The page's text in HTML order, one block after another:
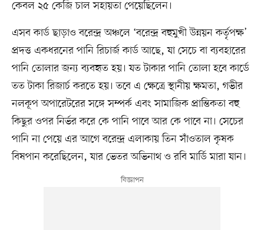
কেবল ২৫ কেজি চাল সহায়তা পেয়েছিলেন।
এসব কার্ড ছাড়াও বরেন্দ্র অঞ্চলে ‘বরেন্দ্র বহুমুখী উন্নয়ন কর্তৃপক্ষ’
প্রদত্ত একধরনের পানি রিচার্জ কার্ড আছে, যা সেচে বা ব্যবহারের
পানি তোলার জন্য ব্যবহৃত হয়। যত টাকার পানি তোলা হবে কার্ডে
তত টাকা রিজার্চ করতে হয়। তবে এ ক্ষেত্রে স্থানীয় ক্ষমতা, গভীর
নলকূপ অপারেটরের সঙ্গে সম্পর্ক এবং সামাজিক প্রান্তিকতা বহু
কিছুর ওপর নির্ভর করে কে পানি পাবে আর কে পাবে না। সেচের
পানি না পেয়ে এর আগে বরেন্দ্র এলাকায় তিন সাঁওতাল কৃষক
বিষপান করেছিলেন, যার ভেতর অভিনাথ ও রবি মার্ডি মারা যান।